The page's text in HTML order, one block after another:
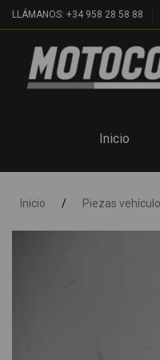
LLÁMANOS: +34 958 28 58 88
Inicio
Inicio / Piezas